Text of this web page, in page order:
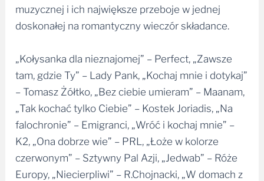
muzycznej i ich największe przeboje w jednej
doskonałej na romantyczny wieczór składance.
„Kołysanka dla nieznajomej” – Perfect, „Zawsze
tam, gdzie Ty” – Lady Pank, „Kochaj mnie i dotykaj”
– Tomasz Żółtko, „Bez ciebie umieram” – Maanam,
„Tak kochać tylko Ciebie” – Kostek Joriadis, „Na
falochronie” – Emigranci, „Wróć i kochaj mnie” –
K2, „Ona dobrze wie” – PRL, „Łoże w kolorze
czerwonym” – Sztywny Pal Azji, „Jedwab” – Róże
Europy, „Niecierpliwi” – R.Chojnacki, „W domach z